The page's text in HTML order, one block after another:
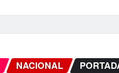
NACIONAL